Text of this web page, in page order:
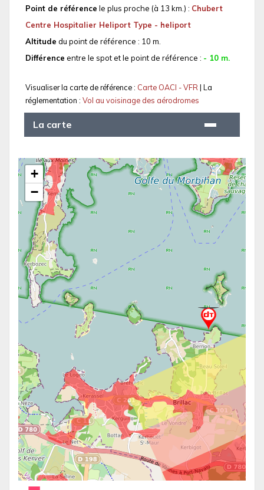
Point de référence le plus proche (à 13 km.) : Chubert
Centre Hospitalier Heliport Type - heliport
Altitude du point de référence : 10 m.
Différence entre le spot et le point de référence : - 10 m.
Visualiser la carte de référence : Carte OACI - VFR| La
réglementation : Vol au voisinage des aérodromes
La carte